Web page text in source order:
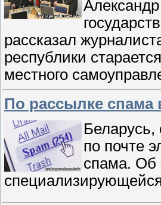
рассказал
республики
местного
По рассылке
по почте
спама. Об